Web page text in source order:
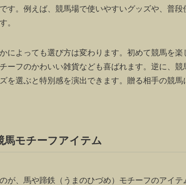
す。例えば、競馬場で使いやすいグッズや、普段
。
によっても選び方は変わります。初めて競馬を楽
ーフのかわいい雑貨なども喜ばれます。逆に、競
を選ぶと特別感を演出できます。贈る相手の競馬
馬モチーフアイテム
が、馬や蹄鉄（うまのひづめ）モチーフのアイテ